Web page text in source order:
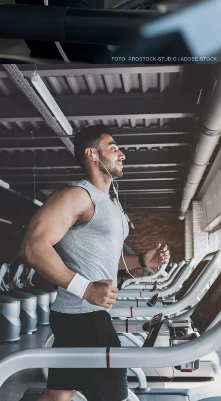
FOTO: PROSTOCK-STUDIO / ADOBE STOCK